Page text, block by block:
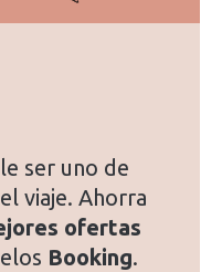
ser uno de
viaje. Ahorra
ofertas
Booking.